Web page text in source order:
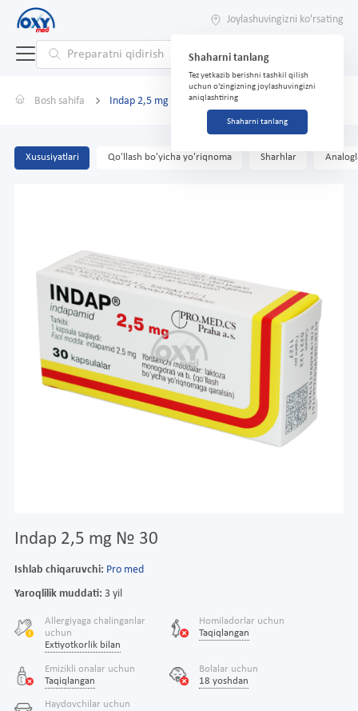
Joylashuvingizni ko'rsating
Shaharni tanlang
Tez yetkazib berishni tashkil qilish
uchun o'zingizning joylashuvingizni
aniqlashtiring
Shaharni tanlang
Bosh sahifa Indap 2,5 mg № 30
Xususiyatlari Qo'llash bo'yicha yo'riqnoma Sharhlar
Indap 2,5 mg № 30
Ishlab chiqaruvchi: Pro med
Yaroqlilik muddati: 3 yil
Allergiyaga chalinganlar
uchun
Extiyotkorlik bilan
Homiladorlar uchun
Taqiqlangan
Emizikli onalar uchun
Taqiqlangan
Bolalar uchun
18 yoshdan
Haydovchilar uchun